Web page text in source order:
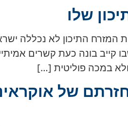
שלו
האחרונה למדינות המזרח התיכון לא נכללה
קייב בונה כעת קשרים
ולא במכה פוליטית […]
של